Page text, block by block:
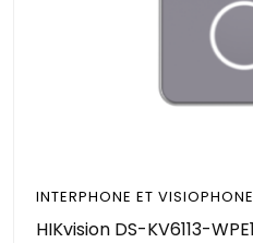
INTERPHONE ET VISIOPHONE